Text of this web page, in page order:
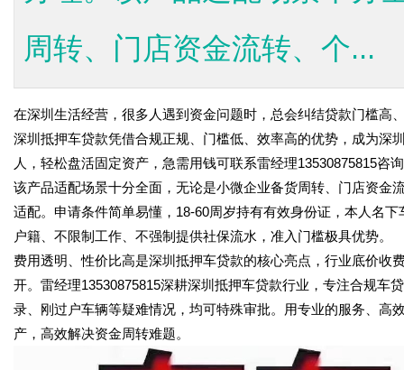
周转、门店资金流转、个...
在深圳生活经营，很多人遇到资金问题时，总会纠结贷款门槛高
深圳抵押车贷款凭借合规正规、门槛低、效率高的优势，成为深
人，轻松盘活固定资产，急需用钱可联系雷经理13530875815咨
该产品适配场景十分全面，无论是小微企业备货周转、门店资金
适配。申请条件简单易懂，18-60周岁持有有效身份证，本人名
户籍、不限制工作、不强制提供社保流水，准入门槛极具优势。
费用透明、性价比高是深圳抵押车贷款的核心亮点，行业底价
开。雷经理13530875815深耕深圳抵押车贷款行业，专注合规车
录、刚过户车辆等疑难情况，均可特殊审批。用专业的服务、高
产，高效解决资金周转难题。